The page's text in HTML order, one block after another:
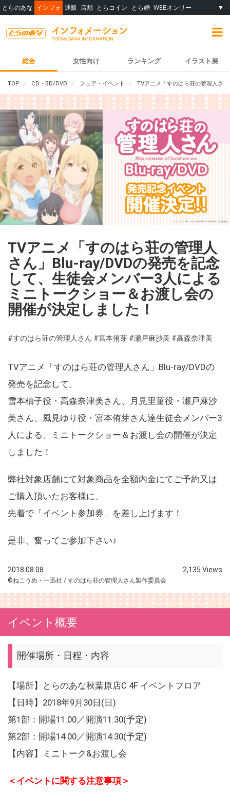
とらのあな インフォ 通販 店舗 とらコイン とら婚 WEBオンリー ▼
総合 女性向け ランキング イラスト展
TOP CD・BD/DVD フェア・イベント TVアニメ「すのはら荘の管理人さ
TVアニメ「すのはら荘の管理人
さん」Blu-ray/DVDの発売を記念
して、生徒会メンバー3人による
ミニトークショー＆お渡し会の
開催が決定しました！
#すのはら荘の管理人さん #宮本侑芽 #瀬戸麻沙美 #高森奈津美
TVアニメ「すのはら荘の管理人さん」Blu-ray/DVDの
発売を記念して、
雪本柚子役・高森奈津美さん、月見里菫役・瀬戸麻沙
美さん、風見ゆり役・宮本侑芽さん達生徒会メンバー3
人による、ミニトークショー＆お渡し会の開催が決定
しました！
弊社対象店舗にて対象商品を全額内金にてご予約又は
ご購入頂いたお客様に、
先着で「イベント参加券」を差し上げます！
是非、奮ってご参加下さい♪
2018.08.08 2,135 Views
©ねこうめ・一迅社 / すのはら荘の管理人さん製作委員会
イベント概要
開催場所・日程・内容
【場所】とらのあな秋葉原店C 4F イベントフロア
【日時】2018年9月30日(日)
第1部：開場11:00／開演11:30(予定)
第2部：開場14:00／開演14:30(予定)
【内容】ミニトーク&お渡し会
＜イベントに関する注意事項＞